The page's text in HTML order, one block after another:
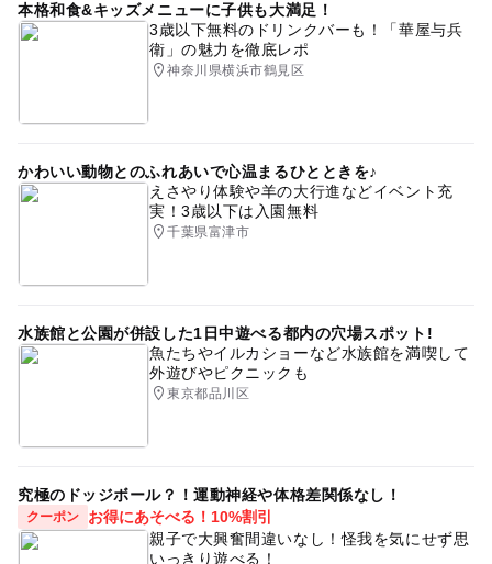
本格和食&キッズメニューに子供も大満足！
3歳以下無料のドリンクバーも！「華屋与兵
衛」の魅力を徹底レポ
神奈川県横浜市鶴見区
かわいい動物とのふれあいで心温まるひとときを♪
えさやり体験や羊の大行進などイベント充
実！3歳以下は入園無料
千葉県富津市
水族館と公園が併設した1日中遊べる都内の穴場スポット!
魚たちやイルカショーなど水族館を満喫して
外遊びやピクニックも
東京都品川区
究極のドッジボール？！運動神経や体格差関係なし！
クーポン
お得にあそべる！10%割引
親子で大興奮間違いなし！怪我を気にせず思
いっきり遊べる！